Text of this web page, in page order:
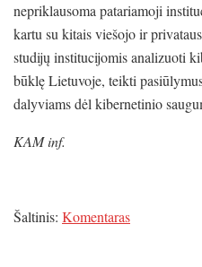
nepriklausoma patariamoji
kartu su kitais viešojo ir
studijų institucijomis analizuoti
būklę Lietuvoje, teikti
dalyviams dėl kibernetinio
KAM inf.
Šaltinis: Komentaras